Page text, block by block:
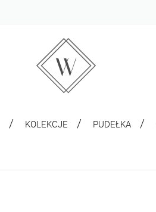
KOLEKCJE PUDEŁKA